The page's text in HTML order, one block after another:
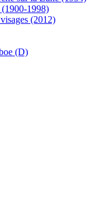
1998)
(2012)
(D)